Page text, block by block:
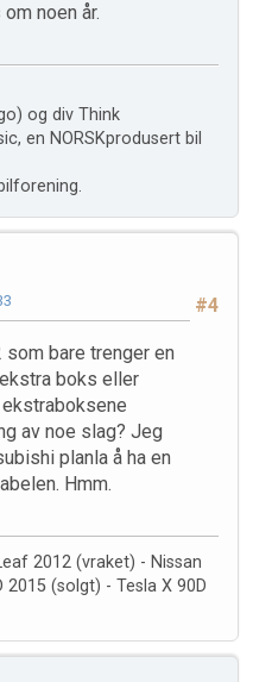
noen år.
og div Think
en NORSKprodusert bil
#4
som bare trenger en
boks eller
av noe slag? Jeg
planla å ha en
Hmm.
2012 (vraket) - Nissan
2015 (solgt) - Tesla X 90D